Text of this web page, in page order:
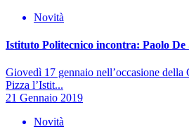
Novità
Istituto Politecnico incontra: Paolo De
Giovedì 17 gennaio nell’occasione
Pizza l’Istit...
21 Gennaio 2019
Novità